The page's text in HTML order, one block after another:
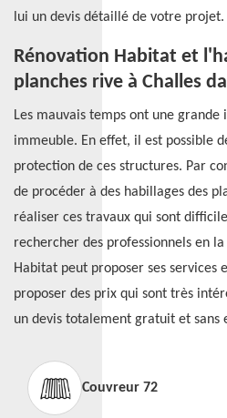
lui un devis détaillé de votre projet.
Rénovation Habitat et
planches rive à Challes
Les mauvais temps ont une
immeuble. En effet, il est possible
protection de ces structures. Par
de procéder à des habillages des
réaliser ces travaux qui sont
rechercher des professionnels en
Habitat peut proposer ses services
proposer des prix qui sont très
un devis totalement gratuit et sans
Couvreur 72